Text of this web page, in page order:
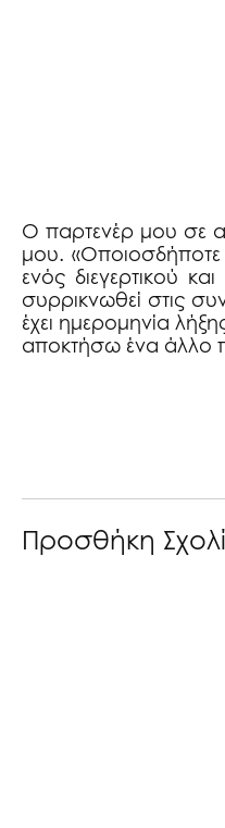
Ο παρτενέρ μου σε
μου. «Οποιοσδήποτε
ενός διεγερτικού
συρρικνωθεί στις
έχει ημερομηνία
αποκτήσω ένα άλλο
Προσθήκη